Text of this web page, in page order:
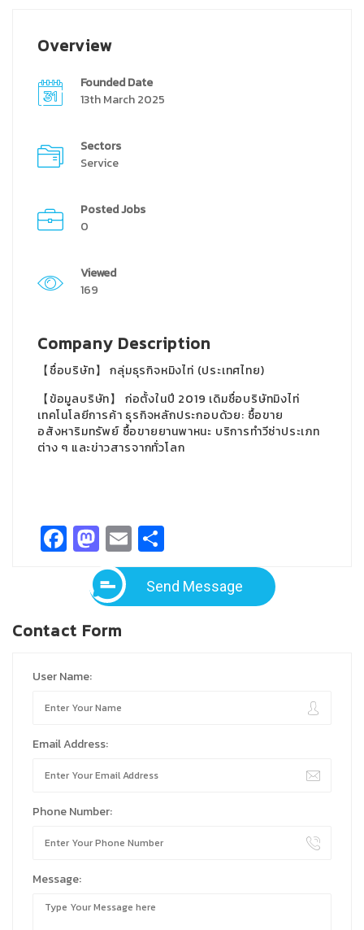
Overview
Founded Date
13th March 2025
Sectors
Service
Posted Jobs
0
Viewed
169
Company Description
【ชื่อบริษัท】 กลุ่มธุรกิจหมิงไท่ (ประเทศไทย)
【ข้อมูลบริษัท】 ก่อตั้งในปี 2019 เดิมชื่อบริษัทมิงไท่
เทคโนโลยีการค้า ธุรกิจหลักประกอบด้วย: ซื้อขาย
อสังหาริมทรัพย์ ซื้อขายยานพาหนะ บริการทำวีซ่าประเภท
ต่าง ๆ และข่าวสารจากทั่วโลก
Facebook
Mastodon
Email
Send Message
Contact Form
User Name:
Email Address:
Phone Number:
Message: